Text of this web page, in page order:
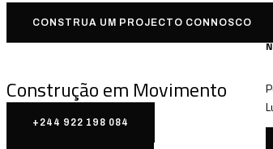
CONSTRUA UM PROJECTO CONNOSCO
Construção em Movimento
+244 922 198 084